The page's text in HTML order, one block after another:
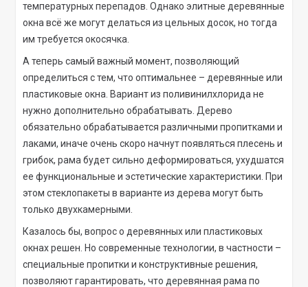
температурных перепадов. Однако элитные деревянные
окна всё же могут делаться из цельных досок, но тогда
им требуется окосячка.
А теперь самый важный момент, позволяющий
определиться с тем, что оптимальнее – деревянные или
пластиковые окна. Вариант из поливинилхлорида не
нужно дополнительно обрабатывать. Дерево
обязательно обрабатывается различными пропитками и
лаками, иначе очень скоро начнут появляться плесень и
грибок, рама будет сильно деформироваться, ухудшатся
ее функциональные и эстетические характеристики. При
этом стеклопакеты в варианте из дерева могут быть
только двухкамерными.
Казалось бы, вопрос о деревянных или пластиковых
окнах решен. Но современные технологии, в частности –
специальные пропитки и конструктивные решения,
позволяют гарантировать, что деревянная рама по